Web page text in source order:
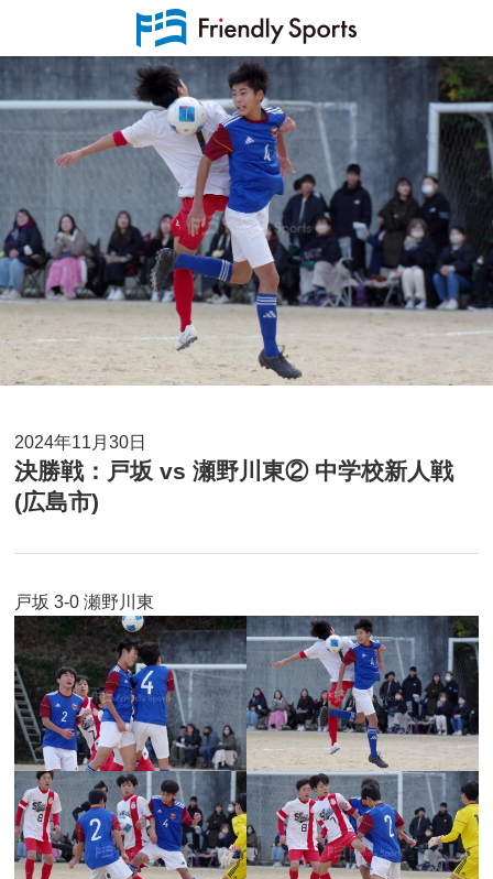
2024年11月30日
決勝戦：戸坂 vs 瀬野川東② 中学校新人戦
(広島市)
戸坂 3-0 瀬野川東